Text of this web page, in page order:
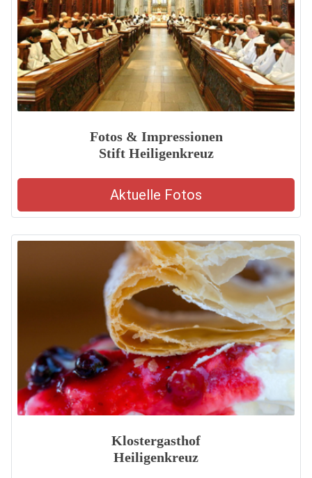
Fotos & Impressionen
Stift Heiligenkreuz
Aktuelle Fotos
Klostergasthof
Heiligenkreuz